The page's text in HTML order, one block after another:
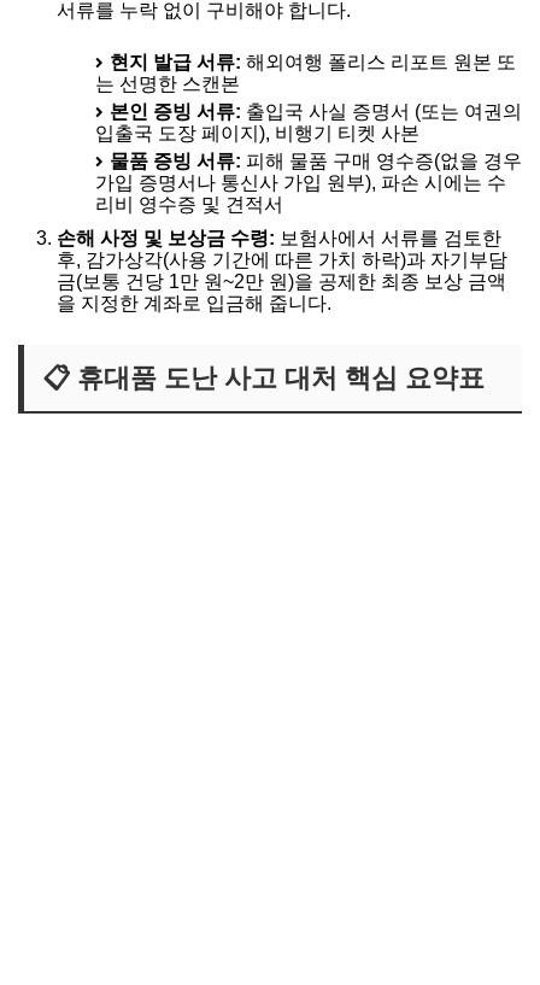
서류를 누락 없이 구비해야 합니다.
현지 발급 서류: 해외여행 폴리스 리포트 원본 또
는 선명한 스캔본
본인 증빙 서류: 출입국 사실 증명서 (또는 여권의
입출국 도장 페이지), 비행기 티켓 사본
물품 증빙 서류: 피해 물품 구매 영수증(없을 경우
가입 증명서나 통신사 가입 원부), 파손 시에는 수
리비 영수증 및 견적서
손해 사정 및 보상금 수령: 보험사에서 서류를 검토한
후, 감가상각(사용 기간에 따른 가치 하락)과 자기부담
금(보통 건당 1만 원~2만 원)을 공제한 최종 보상 금액
을 지정한 계좌로 입금해 줍니다.
📋 휴대품 도난 사고 대처 핵심 요약표